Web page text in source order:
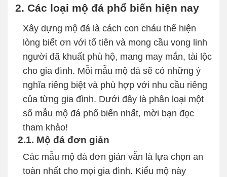
2. Các loại mộ đá phổ biến hiện nay
Xây dựng mộ đá là cách con cháu thể hiện
lòng biết ơn với tổ tiên và mong cầu vong linh
người đã khuất phù hộ, mang may mắn, tài lộc
cho gia đình. Mỗi mẫu mộ đá sẽ có những ý
nghĩa riêng biệt và phù hợp với nhu cầu riêng
của từng gia đình. Dưới đây là phân loại một
số mẫu mộ đá phổ biến nhất, mời bạn đọc
tham khảo!
2.1. Mộ đá đơn giản
Các mẫu mộ đá đơn giản vẫn là lựa chọn an
toàn nhất cho mọi gia đình. Kiểu mộ này